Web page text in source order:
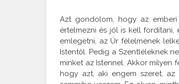
Azt gondolom, hogy az
értelmezni és jól is kell
emlegetni, az Úr félelmének
Istentől. Pedig a Szentléleknek
minket az Istennel. Akkor milyen
hogy azt, aki engem szeret,